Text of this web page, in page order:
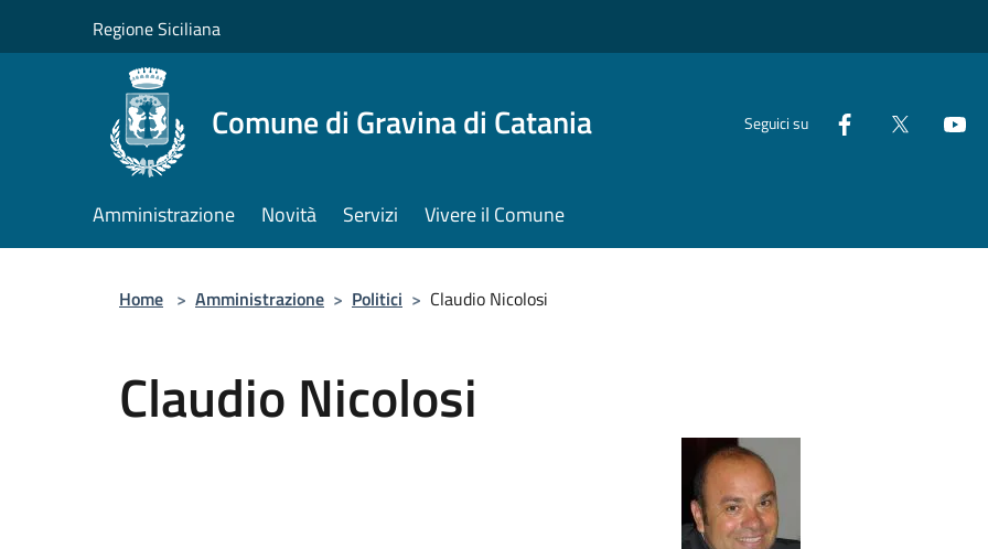
Regione Siciliana
Comune di Gravina di Catania Seguici su
Amministrazione Novità Servizi Vivere il Comune
Home > Amministrazione > Politici > Claudio Nicolosi
Claudio Nicolosi